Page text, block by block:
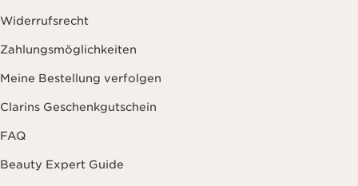
Widerrufsrecht
Zahlungsmöglichkeiten
Meine Bestellung verfolgen
Clarins Geschenkgutschein
FAQ
Beauty Expert Guide